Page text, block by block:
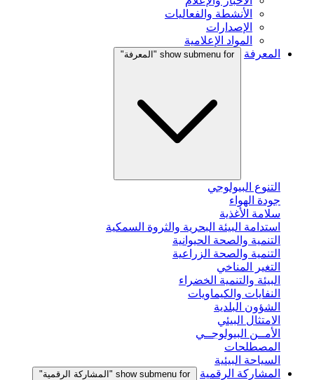
الأنشطة والفعاليات
الإصدارات
المواد الإعلامية
المعرفة
show submenu for "المعرفة"
التنوع البيولوجي
جودة الهواء
سلامة الأغذية
استدامة البيئة البحرية والثروة السمكية
التنمية والصحة الحيوانية
التنمية والصحة الزراعية
التغير المناخي
البيئة والتنمية الخضراء
النفايات والكيماويات
الشؤون البلدية
الامتثال البيئي
الأمــن البيولوجــي
المصطلحات
السياحة البيئية
المشاركة الرقمية
show submenu for "المشاركة الرقمية"